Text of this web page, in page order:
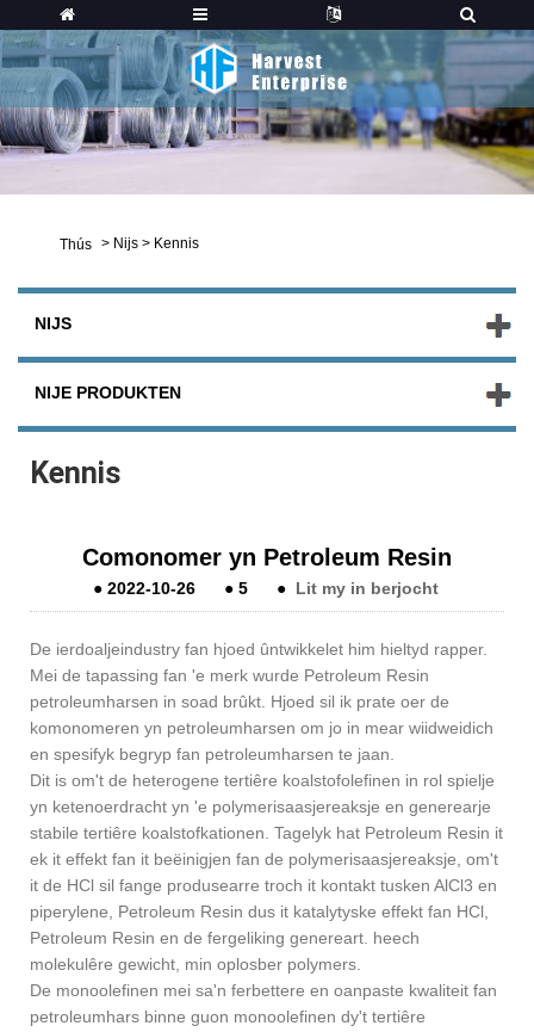
Thús > Nijs > Kennis
NIJS
NIJE PRODUKTEN
Kennis
Comonomer yn Petroleum Resin
●2022-10-26 ●5 ● Lit my in berjocht
De ierdoaljeindustry fan hjoed ûntwikkelet him hieltyd rapper.
Mei de tapassing fan 'e merk wurde Petroleum Resin
petroleumharsen in soad brûkt. Hjoed sil ik prate oer de
komonomeren yn petroleumharsen om jo in mear wiidweidich
en spesifyk begryp fan petroleumharsen te jaan.
Dit is om't de heterogene tertiêre koalstofolefinen in rol spielje
yn ketenoerdracht yn 'e polymerisaasjereaksje en generearje
stabile tertiêre koalstofkationen. Tagelyk hat Petroleum Resin it
ek it effekt fan it beëinigjen fan de polymerisaasjereaksje, om't
it de HCl sil fange produsearre troch it kontakt tusken AlCl3 en
piperylene, Petroleum Resin dus it katalytyske effekt fan HCl,
Petroleum Resin en de fergeliking genereart. heech
molekulêre gewicht, min oplosber polymers.
De monoolefinen mei sa'n ferbettere en oanpaste kwaliteit fan
petroleumhars binne guon monoolefinen dy't tertiêre